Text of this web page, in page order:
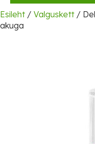
Esileht/ Valguskett/
akuga